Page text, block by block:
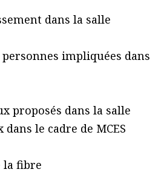
dans la salle
personnes impliquées dans
proposés dans la salle
le cadre de MCES
la fibre